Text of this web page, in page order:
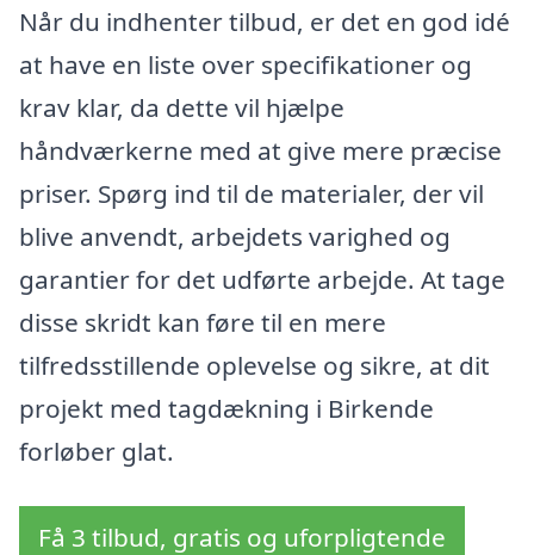
Når du indhenter tilbud, er det en god idé
at have en liste over specifikationer og
krav klar, da dette vil hjælpe
håndværkerne med at give mere præcise
priser. Spørg ind til de materialer, der vil
blive anvendt, arbejdets varighed og
garantier for det udførte arbejde. At tage
disse skridt kan føre til en mere
tilfredsstillende oplevelse og sikre, at dit
projekt med tagdækning i Birkende
forløber glat.
Få 3 tilbud, gratis og uforpligtende